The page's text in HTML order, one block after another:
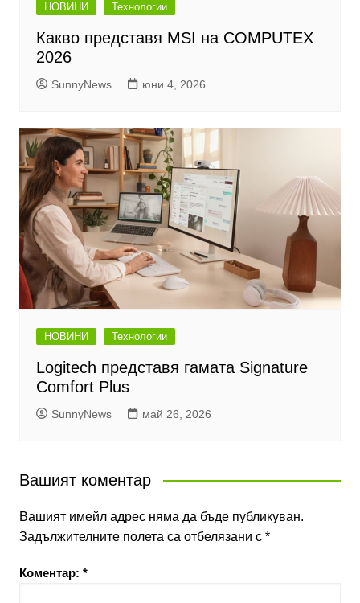
НОВИНИ Технологии
Какво представя MSI на COMPUTEX
2026
SunnyNews юни 4, 2026
НОВИНИ Технологии
Logitech представя гамата Signature
Comfort Plus
SunnyNews май 26, 2026
Вашият коментар
Вашият имейл адрес няма да бъде публикуван.
Задължителните полета са отбелязани с *
Коментар: *